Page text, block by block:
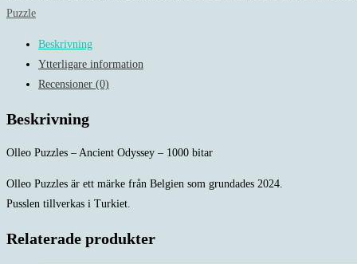
Ancient
mängd
Puzzle
Beskrivning
Ytterligare information
Recensioner (0)
Beskrivning
Olleo Puzzles – Ancient Odyssey – 1000 bitar
Olleo Puzzles är ett märke från Belgien som grundades 2024.
Pusslen tillverkas i Turkiet.
Relaterade produkter